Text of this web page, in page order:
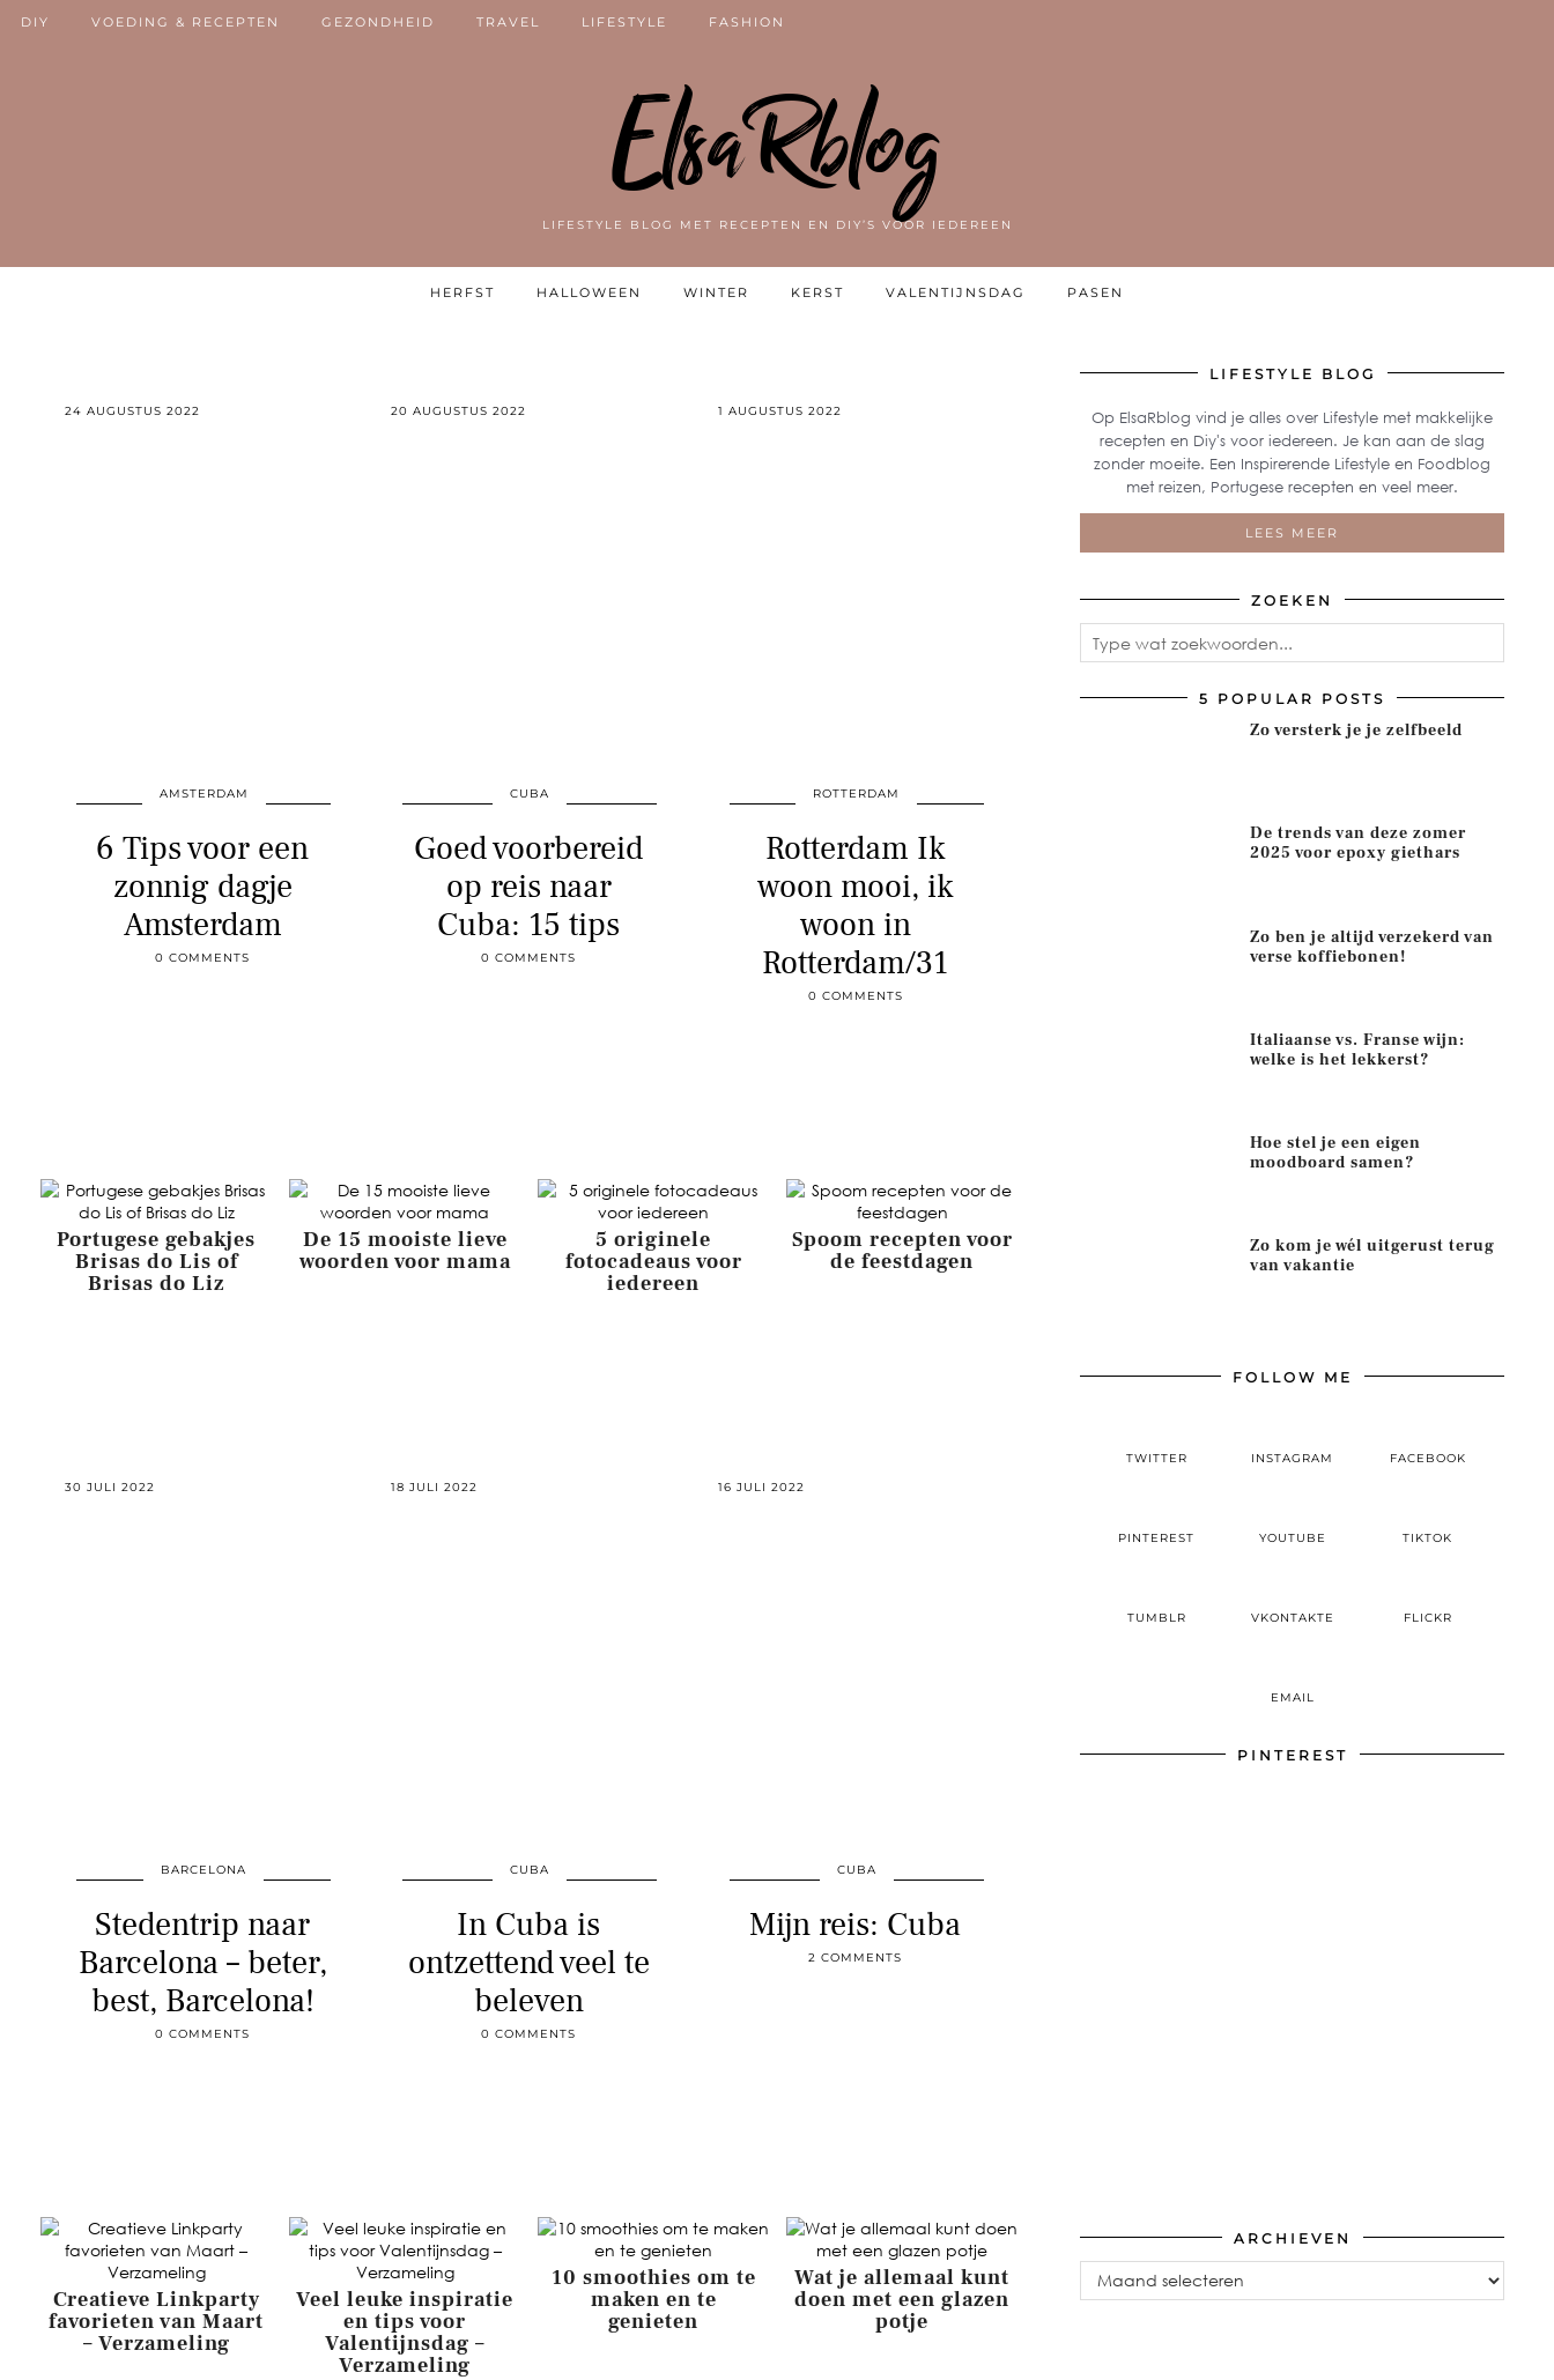
ElsaRblog
LIFESTYLE BLOG MET RECEPTEN EN DIY’S VOOR IEDEREEN
DIY VOEDING & RECEPTEN GEZONDHEID TRAVEL LIFESTYLE FASHION
HERFST HALLOWEEN WINTER KERST VALENTIJNSDAG PASEN
24 AUGUSTUS 2022
AMSTERDAM
6 Tips voor een
zonnig dagje
Amsterdam
0 COMMENTS
20 AUGUSTUS 2022
CUBA
Goed voorbereid
op reis naar
Cuba: 15 tips
0 COMMENTS
1 AUGUSTUS 2022
ROTTERDAM
Rotterdam Ik
woon mooi, ik
woon in
Rotterdam/31
0 COMMENTS
Portugese gebakjes
Brisas do Lis of
Brisas do Liz
De 15 mooiste lieve
woorden voor mama
5 originele
fotocadeaus voor
iedereen
Spoom recepten voor
de feestdagen
30 JULI 2022
BARCELONA
Stedentrip naar
Barcelona – beter,
best, Barcelona!
0 COMMENTS
18 JULI 2022
CUBA
In Cuba is
ontzettend veel te
beleven
0 COMMENTS
16 JULI 2022
CUBA
Mijn reis: Cuba
2 COMMENTS
Creatieve Linkparty
favorieten van Maart
– Verzameling
Veel leuke inspiratie
en tips voor
Valentijnsdag –
Verzameling
10 smoothies om te
maken en te
genieten
Wat je allemaal kunt
doen met een glazen
potje
LIFESTYLE BLOG
Op ElsaRblog vind je alles over Lifestyle met makkelijke
recepten en Diy's voor iedereen. Je kan aan de slag
zonder moeite. Een Inspirerende Lifestyle en Foodblog
met reizen, Portugese recepten en veel meer.
LEES MEER
ZOEKEN
5 POPULAR POSTS
Zo versterk je je zelfbeeld
De trends van deze zomer
2025 voor epoxy giethars
Zo ben je altijd verzekerd van
verse koffiebonen!
Italiaanse vs. Franse wijn:
welke is het lekkerst?
Hoe stel je een eigen
moodboard samen?
Zo kom je wél uitgerust terug
van vakantie
FOLLOW ME
TWITTER INSTAGRAM FACEBOOK
PINTEREST YOUTUBE TIKTOK
TUMBLR VKONTAKTE FLICKR
EMAIL
PINTEREST
ARCHIEVEN
Archieven